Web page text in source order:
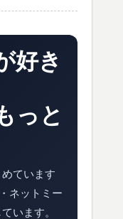
好き
っと
ています
ネットミー
います。